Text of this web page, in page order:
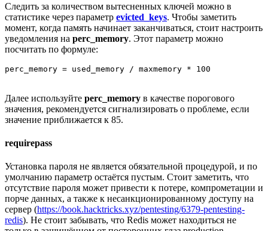
Следить за количеством вытесненных ключей можно в
статистике через параметр evicted_keys. Чтобы заметить
момент, когда память начинает заканчиваться, стоит настроить
уведомления на perc_memory. Этот параметр можно
посчитать по формуле:
Далее используйте perc_memory в качестве порогового
значения, рекомендуется сигнализировать о проблеме, если
значение приближается к 85.
requirepass
Установка пароля не является обязательной процедурой, и по
умолчанию параметр остаётся пустым. Стоит заметить, что
отсутствие пароля может привести к потере, компрометации и
порче данных, а также к несанкционированному доступу на
сервер (https://book.hacktricks.xyz/pentesting/6379-pentesting-
redis). Не стоит забывать, что Redis может находиться не